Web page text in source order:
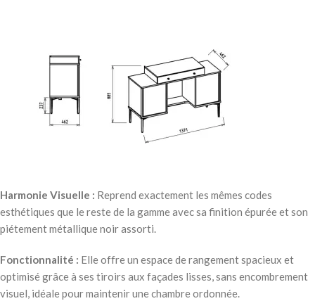
Harmonie Visuelle : Reprend exactement les mêmes codes
esthétiques que le reste de la gamme avec sa finition épurée et son
piétement métallique noir assorti.
Fonctionnalité : Elle offre un espace de rangement spacieux et
optimisé grâce à ses tiroirs aux façades lisses, sans encombrement
visuel, idéale pour maintenir une chambre ordonnée.